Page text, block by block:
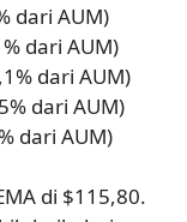
dari AUM)
dari AUM)
dari AUM)
dari AUM)
dari AUM)
di $115,80.